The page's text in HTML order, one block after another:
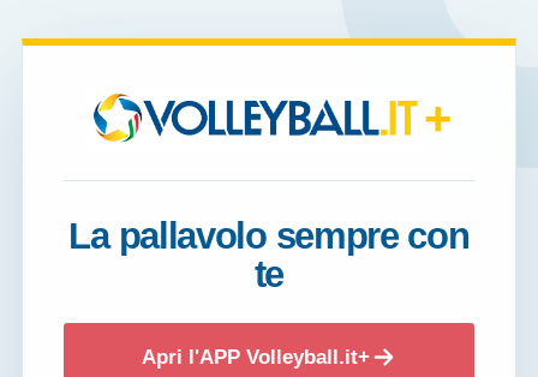
+
La pallavolo sempre con
te
Apri l'APP Volleyball.it+